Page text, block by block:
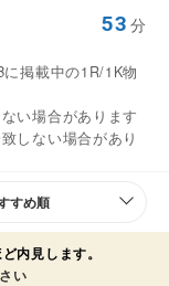
53 分
掲載中の1R/1K物
い場合があります
しない場合があり
内見します。
い